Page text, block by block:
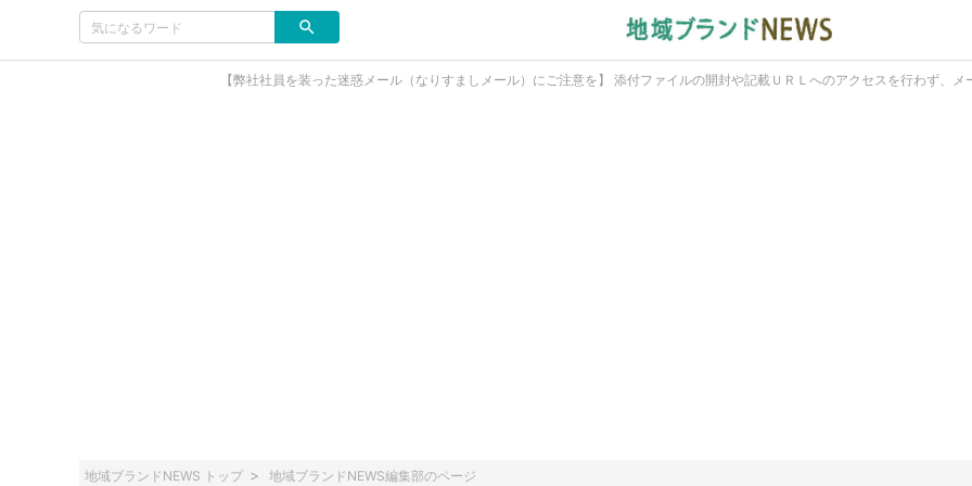
【弊社社員を装った迷惑メール（なりすましメール）にご注意を】 添付ファイルの開封や記載ＵＲＬへのアクセスを行わず、メ
地域ブランドNEWS トップ 地域ブランドNEWS編集部のページ